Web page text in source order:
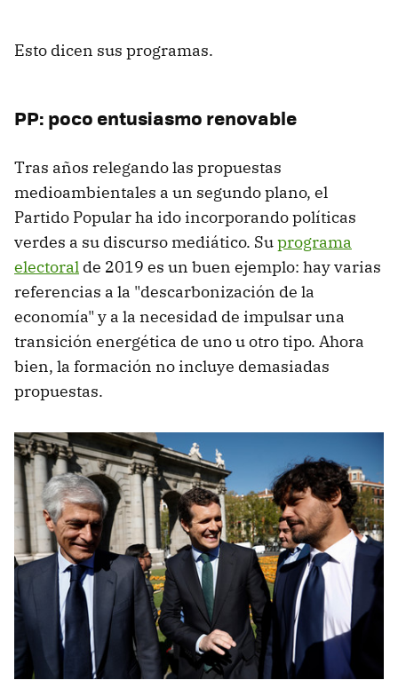
Esto dicen sus programas.
PP: poco entusiasmo renovable
Tras años relegando las propuestas
medioambientales a un segundo plano, el
Partido Popular ha ido incorporando políticas
verdes a su discurso mediático. Suprograma
electoral de 2019 es un buen ejemplo: hay varias
referencias a la "descarbonización de la
economía" y a la necesidad de impulsar una
transición energética de uno u otro tipo. Ahora
bien, la formación no incluye demasiadas
propuestas.